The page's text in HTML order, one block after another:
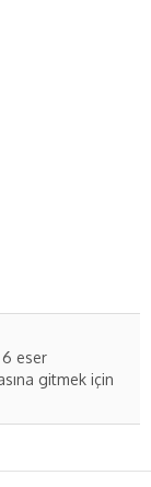
eser
gitmek için